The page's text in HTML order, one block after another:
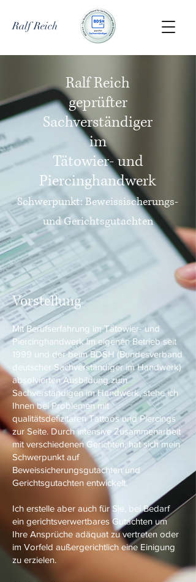
Ralf Reich
Ralf Reich
geprüfter
Sachverständiger
im
Tätowier- und
Piercinghandwerk
Schwerpunkt: Beweissischerungs-
und Gerichtsgutachten
Vorstellung
Mit Berufserfahrung im Tätowier- und
Piercinghandwerk im eigenen Betrieb seit
1999 und der beim BDSH (Bundesverband
deutscher Sachverständiger im Handwerk)
absolvierten Ausbildung zum
Sachverständigen im Handwerk, stehe ich
Ihnen bei Problemen mit
qualitätsdefizitären Tattoos und Piercings
zur Seite. Durch intensive Zusammenarbeit
mit verschiedenen Gerichten, hat sich mein
Schwerpunkt auf
Beweissicherungsgutachten und
Gerichtsgutachten entwickelt.
Ich erstelle aber auch für Sie, bei Bedarf
ein gerichtsverwertbares Gutachten um
Ihre Ansprüche adäquat zu vertreten oder
im Vorfeld außergerichtlich eine Einigung
zu erzielen.